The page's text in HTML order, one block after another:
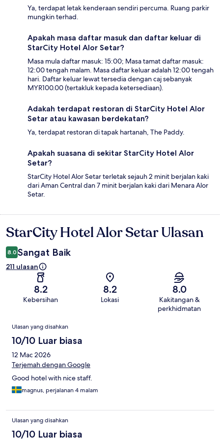
Ya, terdapat letak kenderaan sendiri percuma. Ruang parkir
mungkin terhad.
Apakah masa daftar masuk dan daftar keluar di
StarCity Hotel Alor Setar?
Masa mula daftar masuk: 15:00; Masa tamat daftar masuk:
12:00 tengah malam. Masa daftar keluar adalah 12:00 tengah
hari. Daftar keluar lewat tersedia dengan caj sebanyak
MYR100.00 (tertakluk kepada ketersediaan).
Adakah terdapat restoran di StarCity Hotel Alor
Setar atau kawasan berdekatan?
Ya, terdapat restoran di tapak hartanah, The Paddy.
Apakah suasana di sekitar StarCity Hotel Alor
Setar?
StarCity Hotel Alor Setar terletak sejauh 2 minit berjalan kaki
dari Aman Central dan 7 minit berjalan kaki dari Menara Alor
Setar.
Ulasan
StarCity Hotel Alor Setar Ulasan
8.0 Sangat Baik
211 ulasan
8.2
Kebersihan
8.2
Lokasi
8.0
Kakitangan &
perkhidmatan
Ulasan
Ulasan yang disahkan
10/10 Luar biasa
12 Mac 2026
Terjemah dengan Google
Good hotel with nice staff.
magnus, perjalanan 4 malam
Ulasan yang disahkan
10/10 Luar biasa